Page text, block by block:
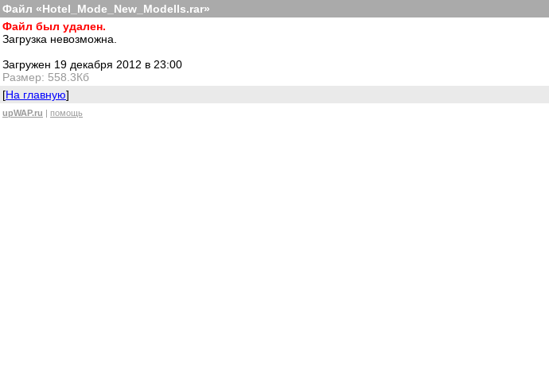
Файл «Hotel_Mode_New_Modells.rar»
Файл был удален.
Загрузка невозможна.
Загружен 19 декабря 2012 в 23:00
Размер: 558.3Кб
[На главную]
upWAP.ru | помощь